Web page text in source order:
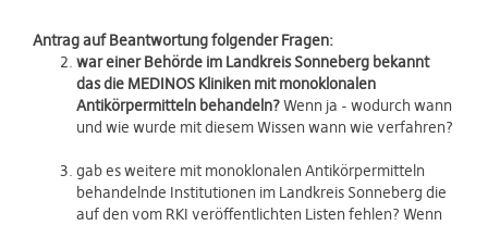
Antrag auf Beantwortung folgender Fragen:
war einer Behörde im Landkreis Sonneberg bekannt
das die MEDINOS Kliniken mit monoklonalen
Antikörpermitteln behandeln?Wenn ja - wodurch wann
und wie wurde mit diesem Wissen wann wie verfahren?
gab es weitere mit monoklonalen Antikörpermitteln
behandelnde Institutionen im Landkreis Sonneberg die
auf den vom RKI veröffentlichten Listen fehlen? Wenn